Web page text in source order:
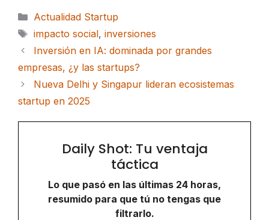
Categorías
Actualidad Startup
Etiquetas
impacto social, inversiones
Inversión en IA: dominada por grandes
empresas, ¿y las startups?
Nueva Delhi y Singapur lideran ecosistemas
startup en 2025
Daily Shot: Tu ventaja
táctica
Lo que pasó en las últimas 24 horas,
resumido para que tú no tengas que
filtrarlo.